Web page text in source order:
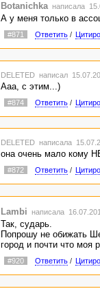
Botanichka написала
А у меня только в
#871 Ответить/
DELETED написал
Ааа, с этим...)
#874 Ответить/
DELETED написала
она очень мало кому
#872 Ответить/
Lambi написала
Так, сударь.
Попрошу не обижать
город и почти что моя
#920 Ответить/